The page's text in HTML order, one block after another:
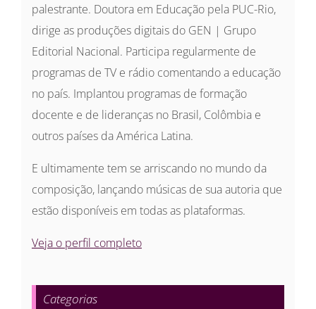
palestrante. Doutora em Educação pela PUC-Rio,
dirige as produções digitais do GEN | Grupo
Editorial Nacional. Participa regularmente de
programas de TV e rádio comentando a educação
no país. Implantou programas de formação
docente e de lideranças no Brasil, Colômbia e
outros países da América Latina.
E ultimamente tem se arriscando no mundo da
composição, lançando músicas de sua autoria que
estão disponíveis em todas as plataformas.
Veja o perfil completo
Categorias